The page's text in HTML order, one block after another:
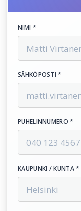
NIMI *
SÄHKÖPOSTI *
PUHELINNUMERO *
KAUPUNKI / KUNTA *